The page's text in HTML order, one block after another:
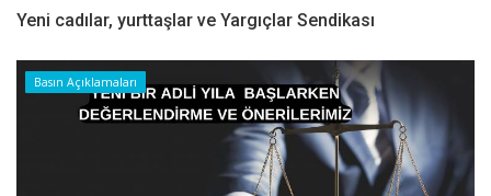
Yeni cadılar, yurttaşlar ve Yargıçlar Sendikası
Basın Açıklamaları